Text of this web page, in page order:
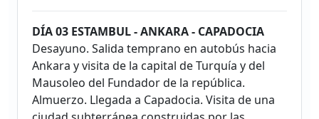
DÍA 03 ESTAMBUL - ANKARA - CAPADOCIA
Desayuno. Salida temprano en autobús hacia
Ankara y visita de la capital de Turquía y del
Mausoleo del Fundador de la república.
Almuerzo. Llegada a Capadocia. Visita de una